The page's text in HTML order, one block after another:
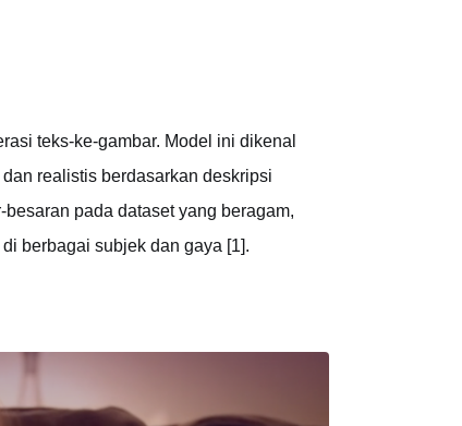
teks-ke-gambar. Model ini dikenal
realistis berdasarkan deskripsi
pada dataset yang beragam,
berbagai subjek dan gaya [1].